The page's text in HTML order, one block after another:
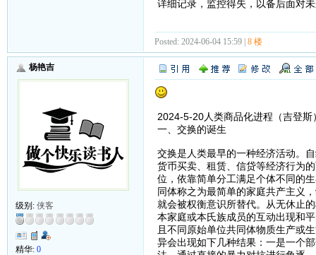
详细记录，监控得失，以备后面对
Posted: 2024-06-04 15:59 | 8 楼
杨艳吉
级别: 侠客
精华: 0
2024-5-20人类商品化进程（吉登斯
一、交换的诞生
交换是人类最早的一种经济活动。
货币买卖、租赁、信贷等经济行为
位，依靠简单分工满足个体不同的
同体称之为最简单的家庭共产主义
就会被权衡意识所替代。从无休止
本家庭或本氏族成员的互动出现和
且不同原始单位共同体物质生产或
异会出现如下几种结果：一是一个